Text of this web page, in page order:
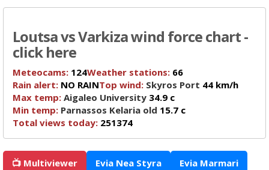
Loutsa vs Varkiza wind force chart -
click here
Meteocams: 124Weather stations: 66
Rain alert: NO RAINTop wind: Skyros Port 44 km/h
Max temp: Aigaleo University 34.9 c
Min temp: Parnassos Kelaria old 15.7 c
Total views today: 251374
📺 Multiviewer Evia Nea Styra Evia Marmari